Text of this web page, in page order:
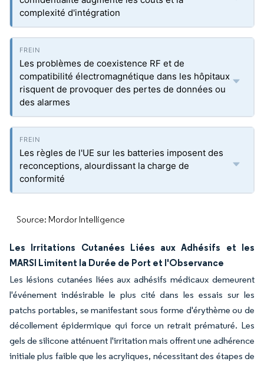
complexité d'intégration
Les problèmes de coexistence RF et de
compatibilité électromagnétique dans les hôpitaux
risquent de provoquer des pertes de données ou
des alarmes
Les règles de l'UE sur les batteries imposent des
reconceptions, alourdissant la charge de
conformité
Source: Mordor Intelligence
Les Irritations Cutanées Liées aux Adhésifs et les
MARSI Limitent la Durée de Port et l'Observance
Les lésions cutanées liées aux adhésifs médicaux demeurent
l'événement indésirable le plus cité dans les essais sur les
patchs portables, se manifestant sous forme d'érythème ou de
décollement épidermique qui force un retrait prématuré. Les
gels de silicone atténuent l'irritation mais offrent une adhérence
initiale plus faible que les acryliques, nécessitant des étapes de